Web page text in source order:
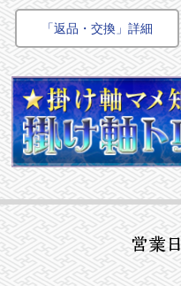
「返品・交換」詳細